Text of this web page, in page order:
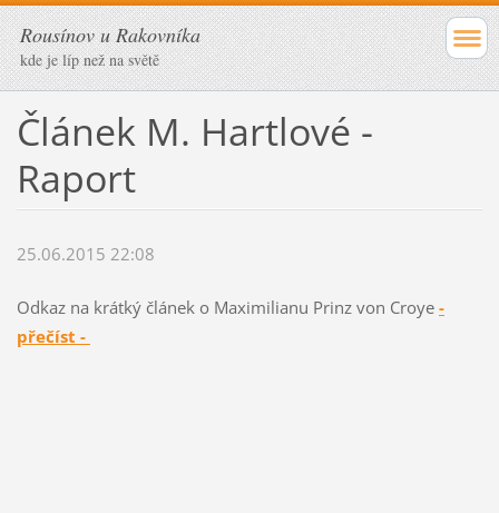
Rousínov u Rakovníka
kde je líp než na světě
Článek M. Hartlové -
Raport
25.06.2015 22:08
Odkaz na krátký článek o Maximilianu Prinz von Croye -
přečíst -